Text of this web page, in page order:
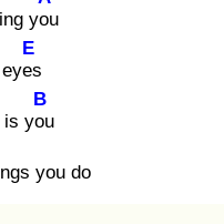
you
E
is you
B
you do